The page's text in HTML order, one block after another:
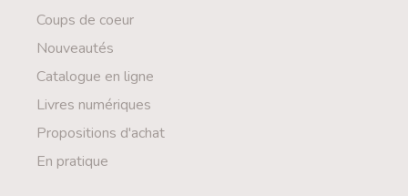
Coups de coeur
Nouveautés
Catalogue en ligne
Livres numériques
Propositions d'achat
En pratique